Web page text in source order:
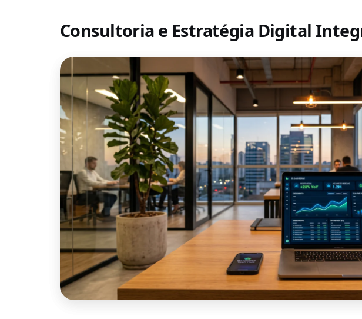
Consultoria e Estratégia Digital